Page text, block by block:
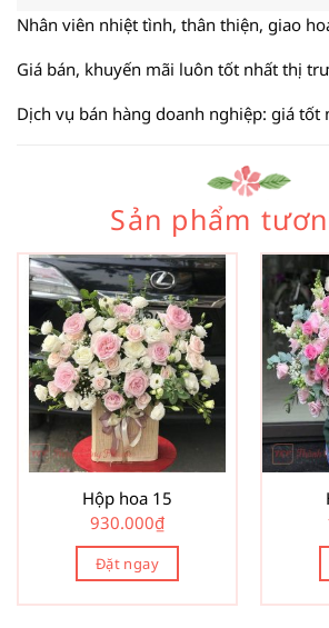
Nhân viên nhiệt tình, thân thiện, giao
Giá bán, khuyến mãi luôn tốt nhất thị
Dịch vụ bán hàng doanh nghiệp: giá tốt
Sản phẩm
Hộp hoa 15
930.000₫
Đặt ngay